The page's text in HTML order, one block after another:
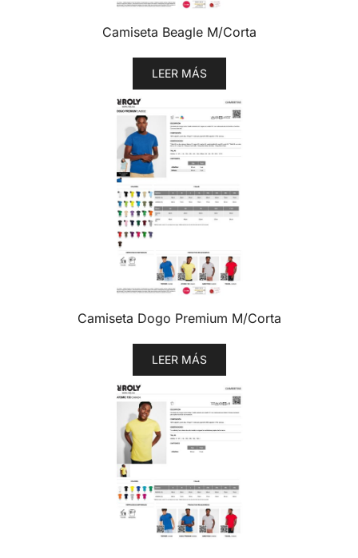
Camiseta Beagle M/Corta
LEER MÁS
Camiseta Dogo Premium M/Corta
LEER MÁS